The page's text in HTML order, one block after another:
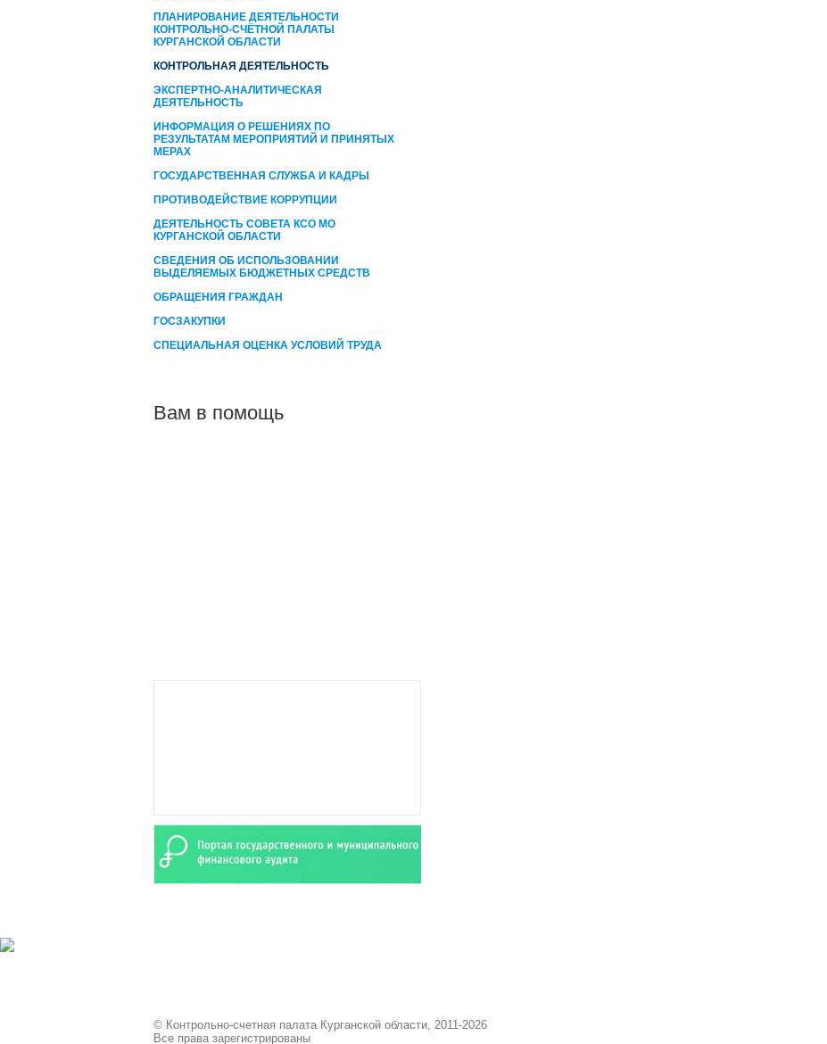
ПЛАНИРОВАНИЕ ДЕЯТЕЛЬНОСТИ
КОНТРОЛЬНО-СЧЁТНОЙ ПАЛАТЫ
КУРГАНCКОЙ ОБЛАСТИ
КОНТРОЛЬНАЯ ДЕЯТЕЛЬНОСТЬ
ЭКСПЕРТНО-АНАЛИТИЧЕСКАЯ
ДЕЯТЕЛЬНОСТЬ
ИНФОРМАЦИЯ О РЕШЕНИЯХ ПО
РЕЗУЛЬТАТАМ МЕРОПРИЯТИЙ И ПРИНЯТЫХ
МЕРАХ
ГОСУДАРСТВЕННАЯ СЛУЖБА И КАДРЫ
ПРОТИВОДЕЙСТВИЕ КОРРУПЦИИ
ДЕЯТЕЛЬНОСТЬ СОВЕТА КСО МО
КУРГАНСКОЙ ОБЛАСТИ
СВЕДЕНИЯ ОБ ИСПОЛЬЗОВАНИИ
ВЫДЕЛЯЕМЫХ БЮДЖЕТНЫХ СРЕДСТВ
ОБРАЩЕНИЯ ГРАЖДАН
ГОСЗАКУПКИ
СПЕЦИАЛЬНАЯ ОЦЕНКА УСЛОВИЙ ТРУДА
Вам в помощь
© Контрольно-счетная палата Курганской области, 2011-2026
Все права зарегистрированы